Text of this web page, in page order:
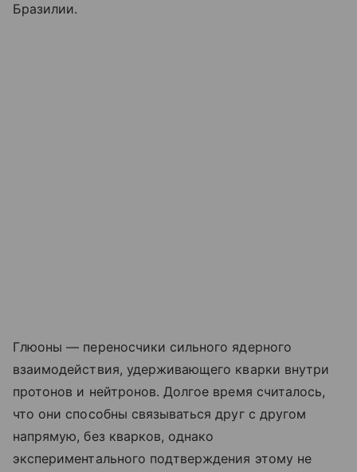
Бразилии.
Глюоны — переносчики сильного ядерного
взаимодействия, удерживающего кварки внутри
протонов и нейтронов. Долгое время считалось,
что они способны связываться друг с другом
напрямую, без кварков, однако
экспериментального подтверждения этому не